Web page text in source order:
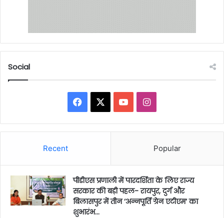
Social
Facebook YouTubeInstagram
Recent Popular
पीडीएस प्रणाली में पारदर्शिता के लिए राज्य
सरकार की बड़ी पहल- रायपुर, दुर्ग और
बिलासपुर में तीन ‘अन्नपूर्ति ग्रेन एटीएम‘ का
शुभारंभ…